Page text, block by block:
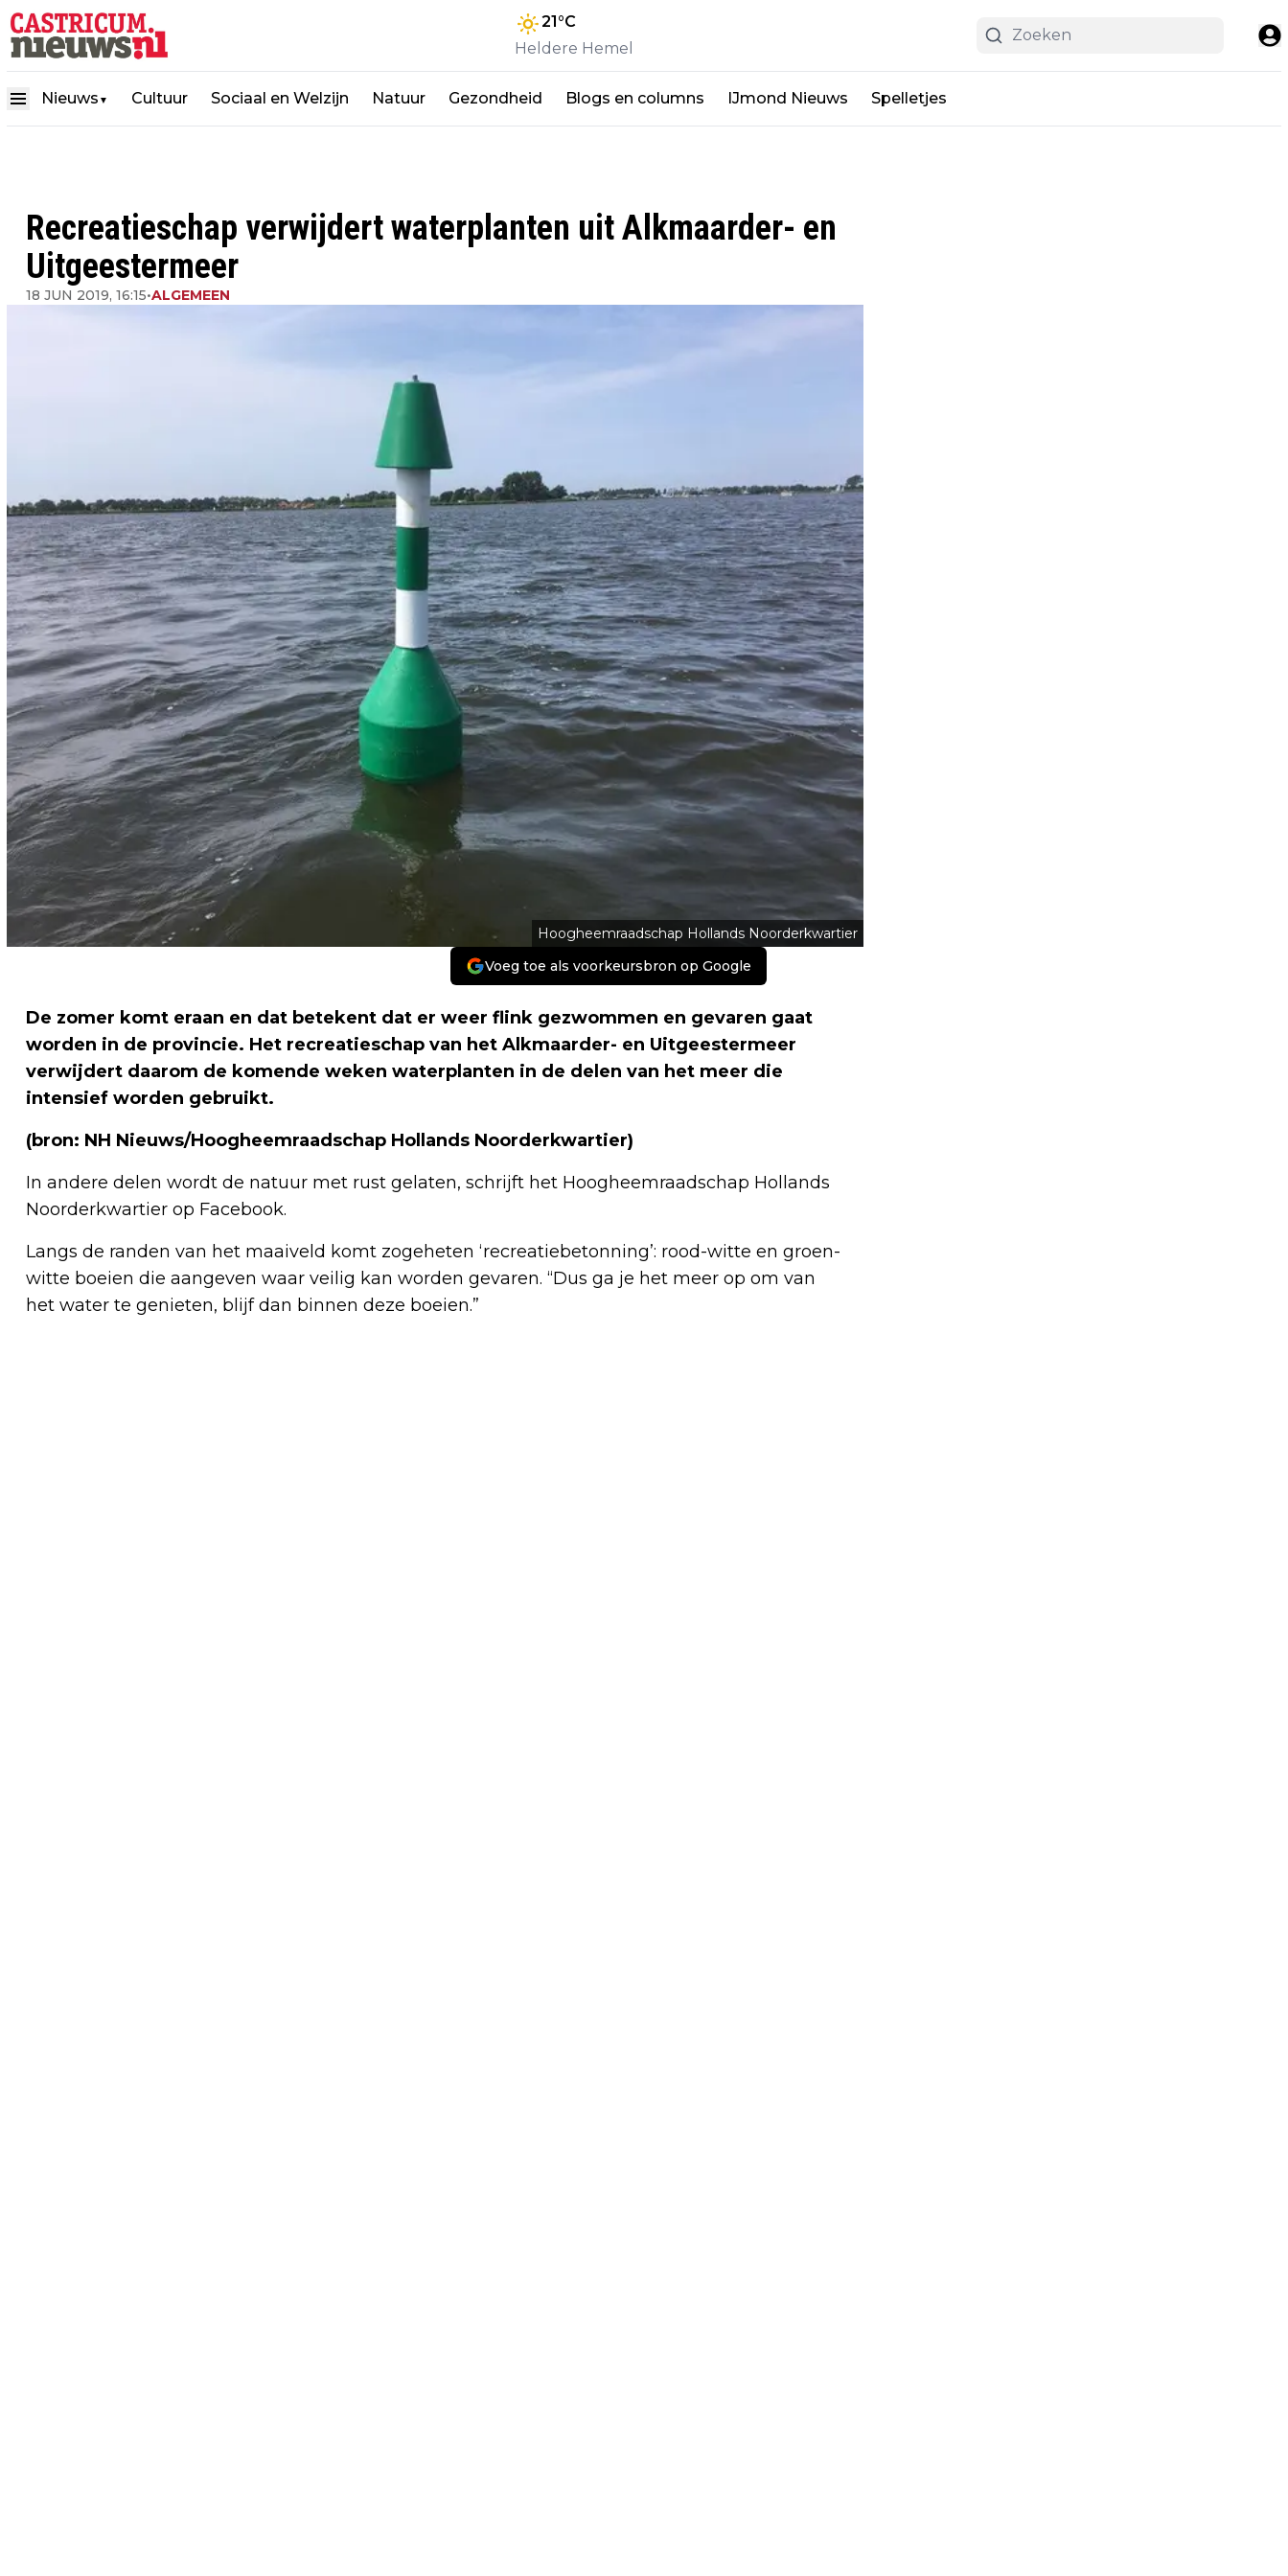
21°C
Heldere Hemel
Nieuws ▼ Cultuur Sociaal en Welzijn Natuur Gezondheid Blogs en columns IJmond Nieuws Spelletjes
Recreatieschap verwijdert waterplanten uit Alkmaarder- en
Uitgeestermeer
18 JUN 2019, 16:15•ALGEMEEN
Hoogheemraadschap Hollands Noorderkwartier
Voeg toe als voorkeursbron op Google
De zomer komt eraan en dat betekent dat er weer flink gezwommen en gevaren gaat
worden in de provincie. Het recreatieschap van het Alkmaarder- en Uitgeestermeer
verwijdert daarom de komende weken waterplanten in de delen van het meer die
intensief worden gebruikt.
(bron: NH Nieuws/Hoogheemraadschap Hollands Noorderkwartier)
In andere delen wordt de natuur met rust gelaten, schrijft het Hoogheemraadschap Hollands
Noorderkwartier op Facebook.
Langs de randen van het maaiveld komt zogeheten ‘recreatiebetonning’: rood-witte en groen-
witte boeien die aangeven waar veilig kan worden gevaren. “Dus ga je het meer op om van
het water te genieten, blijf dan binnen deze boeien.”